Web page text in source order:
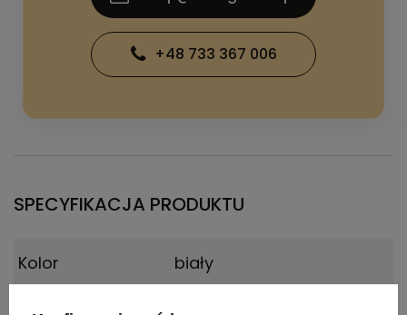
+48 733 367 006
SPECYFIKACJA PRODUKTU
Kolor biały